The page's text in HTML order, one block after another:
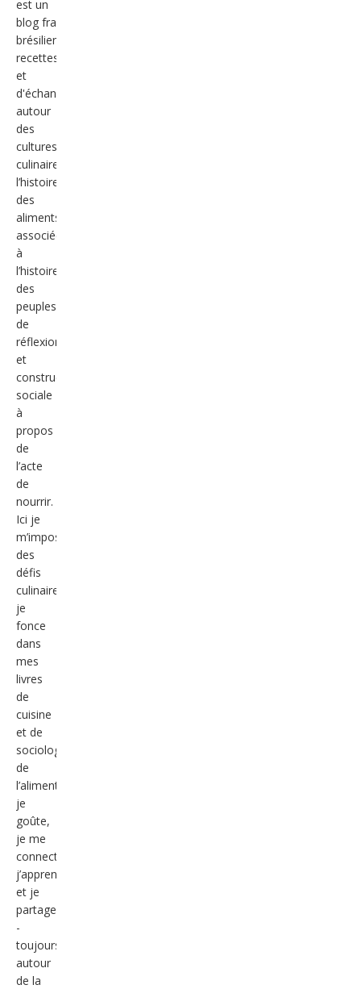
est un
blog franco-
brésilien de
recettes
et
d'échanges
autour
des
cultures
culinaires, de
l’histoire
des
aliments
associée
à
l’histoire
des
peuples,
de
réflexion
et
construction
sociale
à
propos
de
l’acte
de
nourrir.
Ici je
m’impose
des
défis
culinaires,
je
fonce
dans
mes
livres
de
cuisine
et de
sociologie/anthropologie
de
l’alimentation,
je
goûte,
je me
connecte,
j’apprends
et je
partage
-
toujours
autour
de la